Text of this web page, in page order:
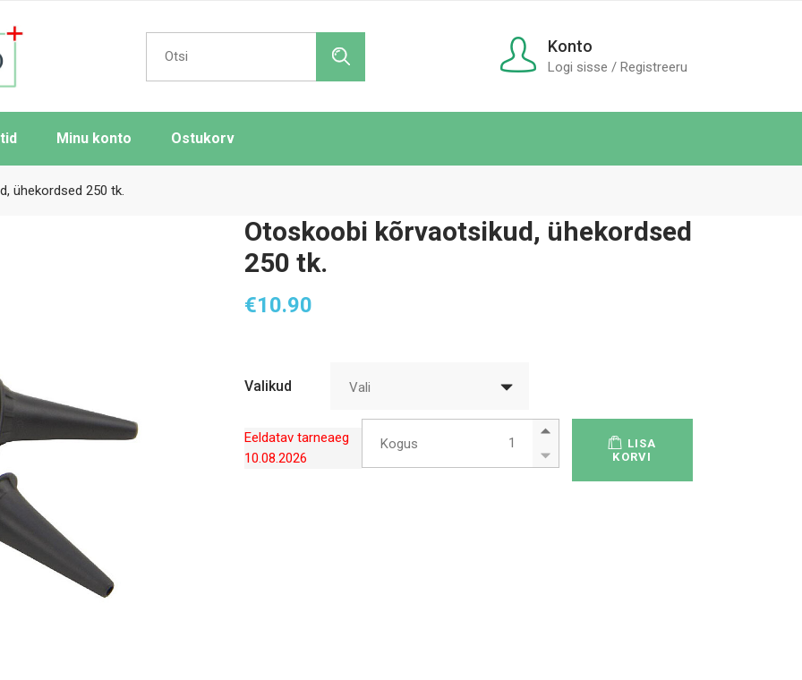
Search
for:
Konto
Logi sisse / Registreeru
Minu konto Ostukorv
ühekordsed 250 tk.
Otoskoobi kõrvaotsikud, ühekordsed
250 tk.
€10.90
Valikud Vali
Eeldatav tarneaeg
10.08.2026
Kogus
Otoskoobi kõrvaotsikud, ühekordsed 250 tk. quantity
LISA
KORVI